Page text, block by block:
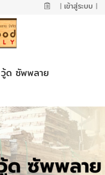
| เข้าสู่ระบบ |
วู้ด ซัพพลาย